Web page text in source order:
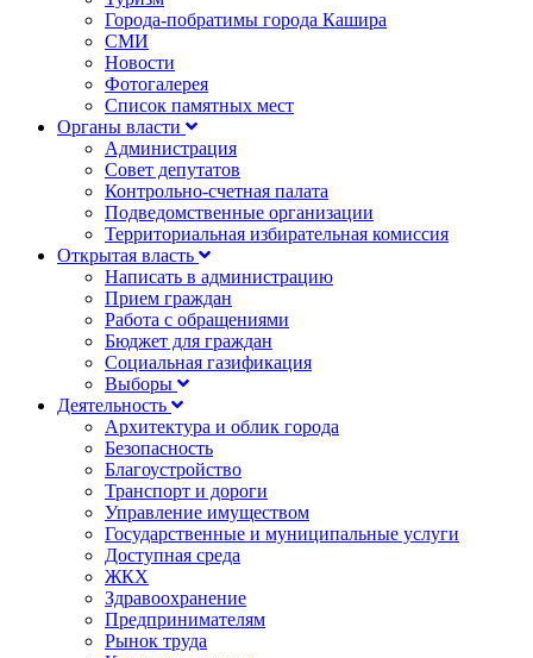
Города-побратимы города Кашира
СМИ
Новости
Фотогалерея
Список памятных мест
Органы власти
Администрация
Совет депутатов
Контрольно-счетная палата
Подведомственные организации
Территориальная избирательная комиссия
Открытая власть
Написать в администрацию
Прием граждан
Работа с обращениями
Бюджет для граждан
Социальная газификация
Выборы
Деятельность
Архитектура и облик города
Безопасность
Благоустройство
Транспорт и дороги
Управление имуществом
Государственные и муниципальные услуги
Доступная среда
ЖКХ
Здравоохранение
Предпринимателям
Рынок труда